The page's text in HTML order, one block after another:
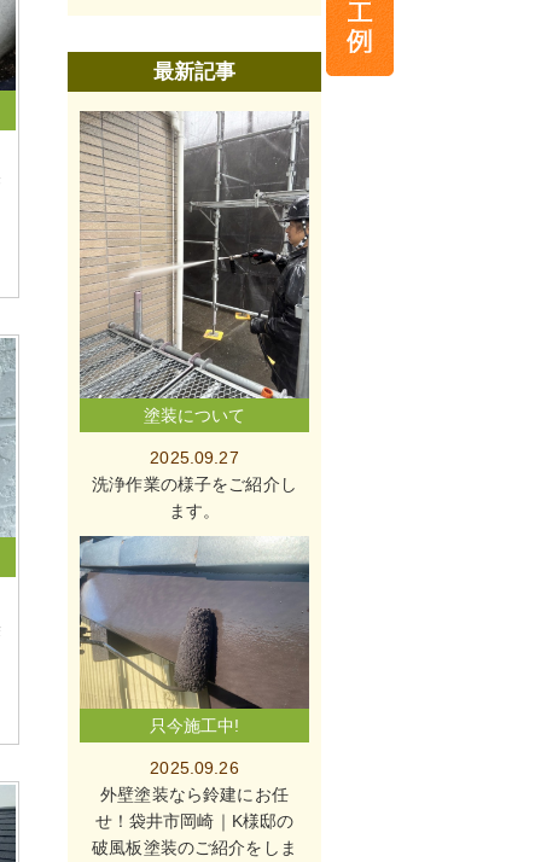
最新記事
塗装について
2025.09.27
洗浄作業の様子をご紹介し
ます。
只今施工中!
2025.09.26
外壁塗装なら鈴建にお任
せ！袋井市岡崎｜K様邸の
破風板塗装のご紹介をしま